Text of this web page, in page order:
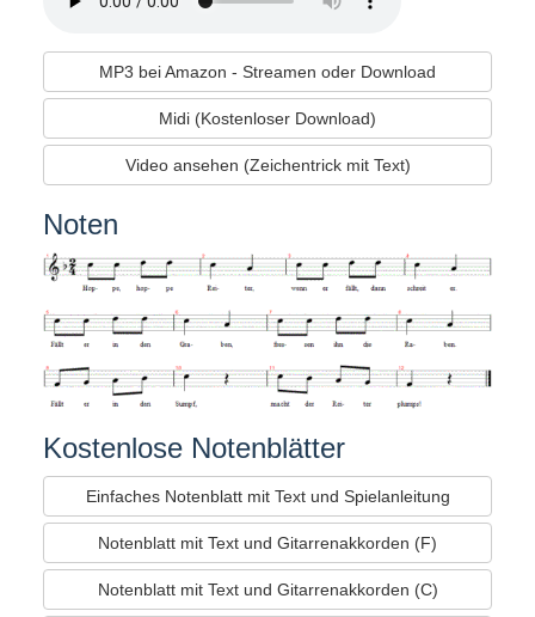
MP3 bei Amazon - Streamen oder Download
Midi (Kostenloser Download)
Video ansehen (Zeichentrick mit Text)
Noten
Kostenlose Notenblätter
Einfaches Notenblatt mit Text und Spielanleitung
Notenblatt mit Text und Gitarrenakkorden (F)
Notenblatt mit Text und Gitarrenakkorden (C)